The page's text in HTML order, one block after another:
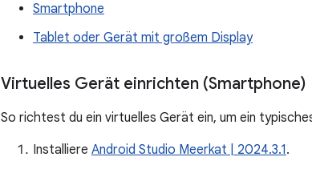
Smartphone
Tablet oder Gerät mit großem Display
Virtuelles Gerät einrichten (Smartphone)
So richtest du ein virtuelles Gerät ein, um ein
Installiere Android Studio Meerkat | 2024.3.1.